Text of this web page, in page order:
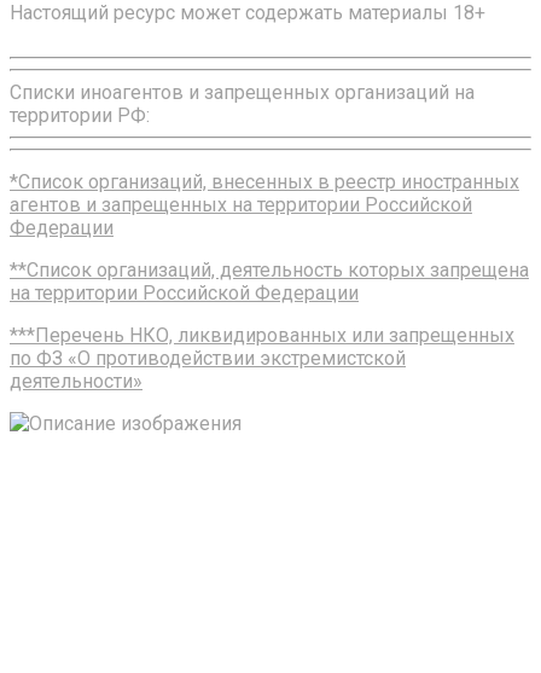
Настоящий ресурс может содержать материалы 18+
Списки иноагентов и запрещенных организаций на
территории РФ:
*Список организаций, внесенных в реестр иностранных
агентов и запрещенных на территории Российской
Федерации
**Список организаций, деятельность которых запрещена
на территории Российской Федерации
***Перечень НКО, ликвидированных или запрещенных
по ФЗ «О противодействии экстремистской
деятельности»